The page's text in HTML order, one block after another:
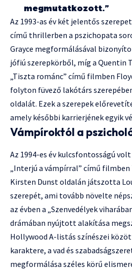
megmutatkozott.”
Az 1993-as év két jelentős
című thrillerben a pszichopata
Grayce megformálásával
jófiú szerepkörből, míg a Quentin
„Tiszta románc” című filmben
folyton füvező lakótárs
oldalát. Ezek a szerepek
amely későbbi karrierjének egyik
Vámpíroktól a
Az 1994-es év kulcsfontosságú
„Interjú a vámpírral” című filmben
Kirsten Dunst oldalán játszotta
szerepét, ami tovább növelte
az évben a „Szenvedélyek
drámában nyújtott alakítása
Hollywood A-listás színészei
karaktere, a vad és
megformálása széles körű